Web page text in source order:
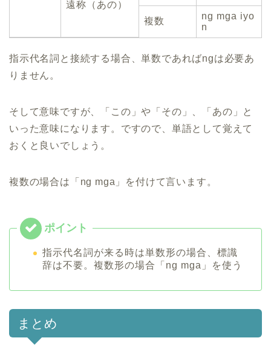
遠称（あの）
複数
ng mga iyo
n
指示代名詞と接続する場合、単数であればngは必要あ
りません。
そして意味ですが、「この」や「その」、「あの」と
いった意味になります。ですので、単語として覚えて
おくと良いでしょう。
複数の場合は「ng mga」を付けて言います。
指示代名詞が来る時は単数形の場合、標識
辞は不要。複数形の場合「ng mga」を使う
まとめ